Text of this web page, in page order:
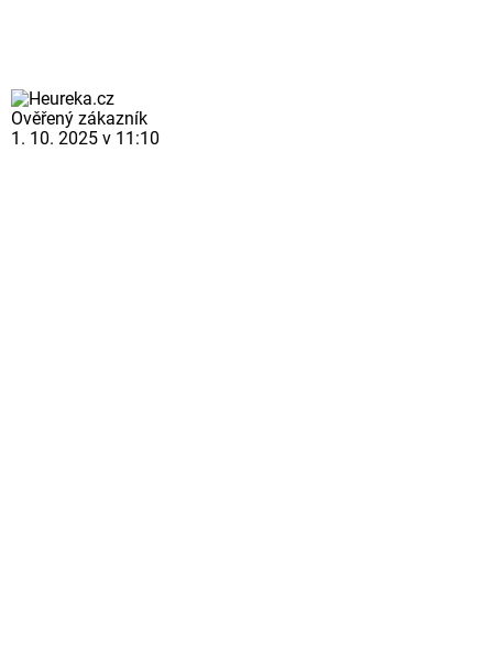
Ověřený zákazník
1. 10. 2025 v 11:10